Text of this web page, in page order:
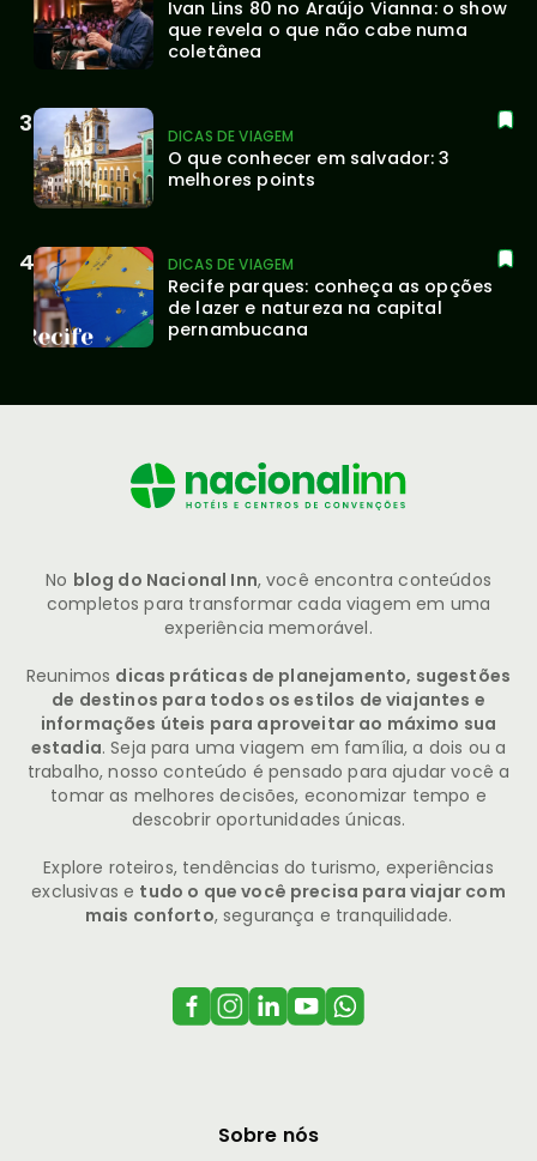
Ivan Lins 80 no Araújo Vianna: o show
que revela o que não cabe numa
coletânea
DICAS DE VIAGEM
O que conhecer em salvador: 3
melhores points
DICAS DE VIAGEM
Recife parques: conheça as opções
de lazer e natureza na capital
pernambucana
No blog do Nacional Inn, você encontra conteúdos
completos para transformar cada viagem em uma
experiência memorável.
Reunimos dicas práticas de planejamento, sugestões
de destinos para todos os estilos de viajantes e
informações úteis para aproveitar ao máximo sua
estadia. Seja para uma viagem em família, a dois ou a
trabalho, nosso conteúdo é pensado para ajudar você a
tomar as melhores decisões, economizar tempo e
descobrir oportunidades únicas.
Explore roteiros, tendências do turismo, experiências
exclusivas e tudo o que você precisa para viajar com
mais conforto, segurança e tranquilidade.
Sobre nós